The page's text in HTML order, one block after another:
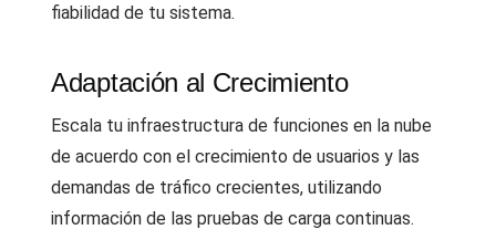
fiabilidad de tu sistema.
Adaptación al Crecimiento
Escala tu infraestructura de funciones en la nube
de acuerdo con el crecimiento de usuarios y las
demandas de tráfico crecientes, utilizando
información de las pruebas de carga continuas.